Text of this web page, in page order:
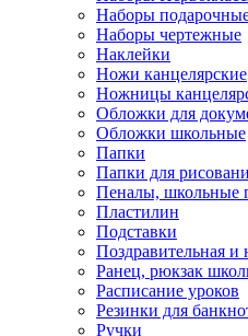
Наборы
Наборы чертежные
Наклейки
Ножи канцелярские
Ножницы
Обложки для
Обложки школьные
Папки
Папки для
Пеналы, школьные
Пластилин
Подставки
Поздравительная и
Ранец, рюкзак
Расписание уроков
Резинки для
Ручки